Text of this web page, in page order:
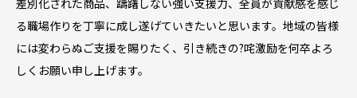
差別化された商品、躊躇しない強い支援力、全員が貢献感を感じ
る職場作りを丁寧に成し遂げていきたいと思います。地域の皆様
には変わらぬご支援を賜りたく、引き続きの?咤激励を何卒よろ
しくお願い申し上げます。